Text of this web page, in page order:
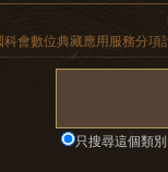
科會數位典藏應用服務分
只搜尋這個類別